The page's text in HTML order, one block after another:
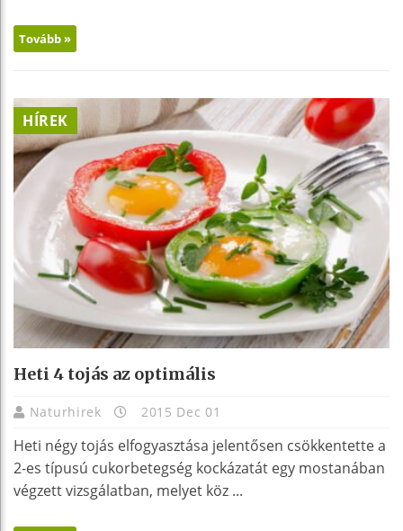
Tovább »
HÍREK
Heti 4 tojás az optimális
Naturhirek 2015 Dec 01
Heti négy tojás elfogyasztása jelentősen csökkentette a
2-es típusú cukorbetegség kockázatát egy mostanában
végzett vizsgálatban, melyet köz ...